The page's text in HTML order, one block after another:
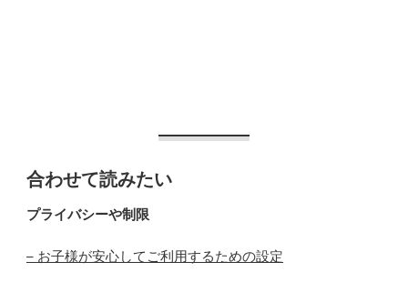
合わせて読みたい
プライバシーや制限
– お子様が安心してご利用するための設定